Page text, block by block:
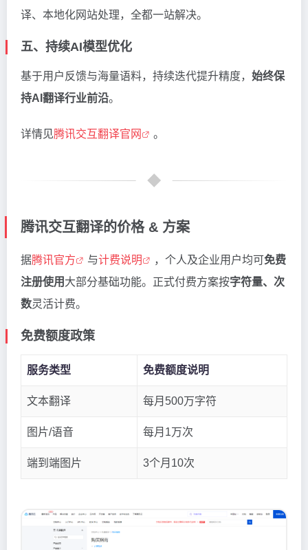
译、本地化网站处理，全都一站解决。
五、持续AI模型优化
基于用户反馈与海量语料，持续迭代提升精度， 始终保
持AI翻译行业前沿。
详情见腾讯交互翻译官网 。
腾讯交互翻译的价格 & 方案
据腾讯官方 与计费说明 ，个人及企业用户均可免费
注册使用 大部分基础功能。正式付费方案按字符量、次
数灵活计费。
免费额度政策
服务类型 免费额度说明
文本翻译 每月500万字符
图片/语音 每月1万次
端到端图片 3个月10次